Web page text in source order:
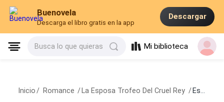
Buenovela
Descarga el libro gratis en la app
Descargar
Busca lo que quieras Mi biblioteca
Inicio / Romance / La Esposa Trofeo Del Cruel Rey / Especial #7